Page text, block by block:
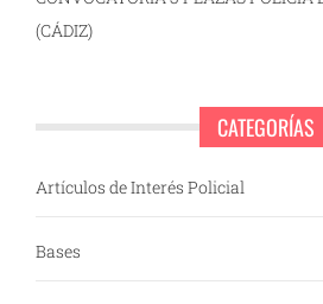
(CÁDIZ)
CATEGORÍAS
Artículos de Interés Policial
Bases